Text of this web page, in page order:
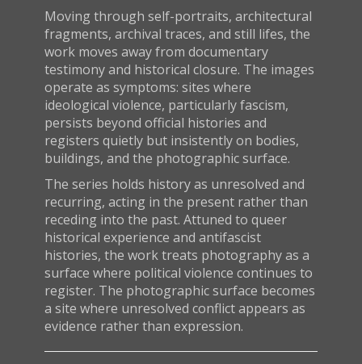
Moving through self-portraits, architectural
fragments, archival traces, and still lifes, the
work moves away from documentary
testimony and historical closure. The images
operate as symptoms: sites where
ideological violence, particularly fascism,
persists beyond official histories and
registers quietly but insistently on bodies,
buildings, and the photographic surface.
The series holds history as unresolved and
recurring, acting in the present rather than
receding into the past. Attuned to queer
historical experience and antifascist
histories, the work treats photography as a
surface where political violence continues to
register. The photographic surface becomes
a site where unresolved conflict appears as
evidence rather than expression.